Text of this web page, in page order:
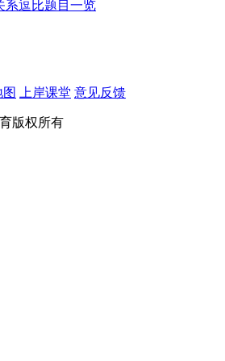
系逗比题目一览
图 上岸课堂 意见反馈
版权所有